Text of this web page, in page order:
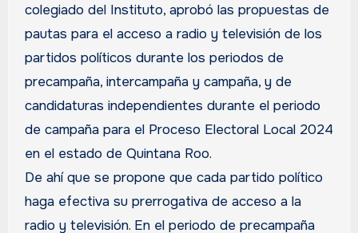
colegiado del Instituto, aprobó las propuestas de
pautas para el acceso a radio y televisión de los
partidos políticos durante los periodos de
precampaña, intercampaña y campaña, y de
candidaturas independientes durante el periodo
de campaña para el Proceso Electoral Local 2024
en el estado de Quintana Roo.
De ahí que se propone que cada partido político
haga efectiva su prerrogativa de acceso a la
radio y televisión. En el periodo de precampaña